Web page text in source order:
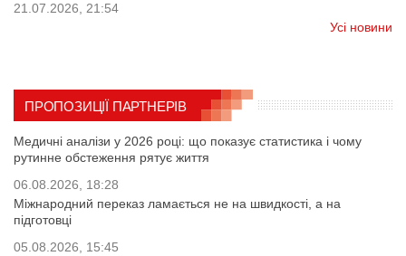
21.07.2026, 21:54
Усі новини
ПРОПОЗИЦІЇ ПАРТНЕРІВ
Медичні аналізи у 2026 році: що показує статистика і чому
рутинне обстеження рятує життя
06.08.2026, 18:28
Міжнародний переказ ламається не на швидкості, а на
підготовці
05.08.2026, 15:45